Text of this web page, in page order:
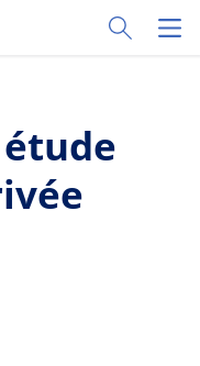
Toggle